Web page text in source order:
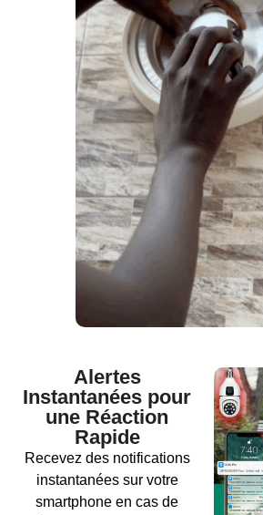
Alertes
Instantanées pour
une Réaction
Rapide
Recevez des notifications
instantanées sur votre
smartphone en cas de